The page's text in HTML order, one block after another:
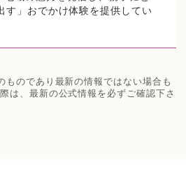
す」おでかけ体験を提供してい
ものであり最新の情報ではない場合も
は、最新の公式情報を必ずご確認下さ